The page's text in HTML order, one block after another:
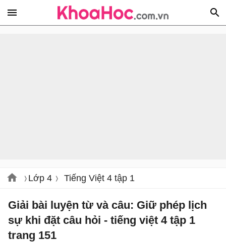
Lớp 4 Tiếng Việt 4 tập 1
Giải bài luyện từ và câu: Giữ phép lịch
sự khi đặt câu hỏi - tiếng việt 4 tập 1
trang 151